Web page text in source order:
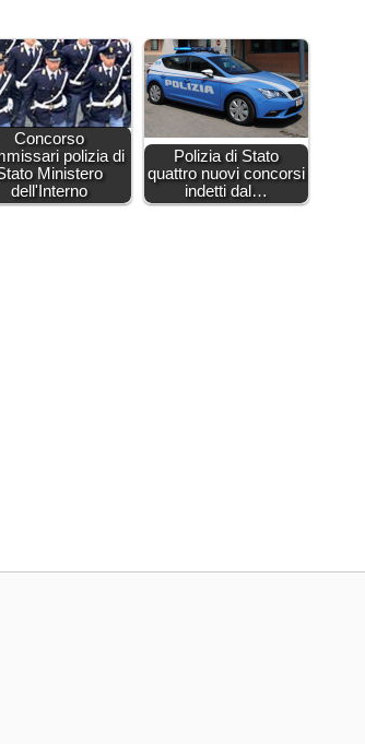
Concorso
polizia di
Ministero
dell'Interno
Polizia di Stato
quattro nuovi concorsi
indetti dal…